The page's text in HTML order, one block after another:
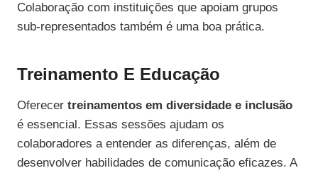
Colaboração com instituições que apoiam grupos
sub-representados também é uma boa prática.
Treinamento E Educação
Oferecer treinamentos em diversidade e inclusão
é essencial. Essas sessões ajudam os
colaboradores a entender as diferenças, além de
desenvolver habilidades de comunicação eficazes. A